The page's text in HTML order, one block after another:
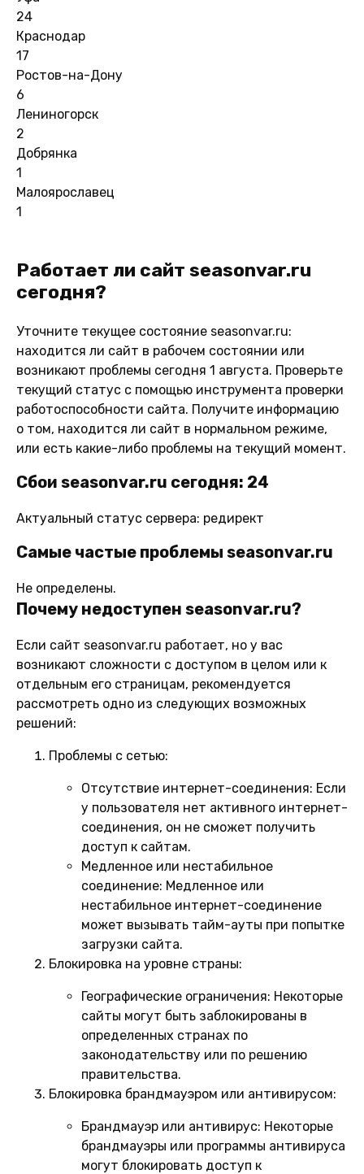
24
Краснодар
17
Ростов-на-Дону
6
Лениногорск
2
Добрянка
1
Малоярославец
1
Работает ли сайт seasonvar.ru
сегодня?
Уточните текущее состояние seasonvar.ru:
находится ли сайт в рабочем состоянии или
возникают проблемы сегодня 1 августа. Проверьте
текущий статус с помощью инструмента проверки
работоспособности сайта. Получите информацию
о том, находится ли сайт в нормальном режиме,
или есть какие-либо проблемы на текущий момент.
Сбои seasonvar.ru сегодня: 24
Актуальный статус сервера: редирект
Самые частые проблемы seasonvar.ru
Не определены.
Почему недоступен seasonvar.ru?
Если сайт seasonvar.ru работает, но у вас
возникают сложности с доступом в целом или к
отдельным его страницам, рекомендуется
рассмотреть одно из следующих возможных
решений:
Проблемы с сетью:
Отсутствие интернет-соединения: Если
у пользователя нет активного интернет-
соединения, он не сможет получить
доступ к сайтам.
Медленное или нестабильное
соединение: Медленное или
нестабильное интернет-соединение
может вызывать тайм-ауты при попытке
загрузки сайта.
Блокировка на уровне страны:
Географические ограничения: Некоторые
сайты могут быть заблокированы в
определенных странах по
законодательству или по решению
правительства.
Блокировка брандмауэром или антивирусом:
Брандмауэр или антивирус: Некоторые
брандмауэры или программы антивируса
могут блокировать доступ к